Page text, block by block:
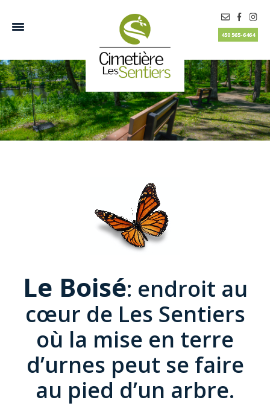
450 565-6464
Le Boisé: endroit au
cœur de Les Sentiers
où la mise en terre
d’urnes peut se faire
au pied d’un arbre.